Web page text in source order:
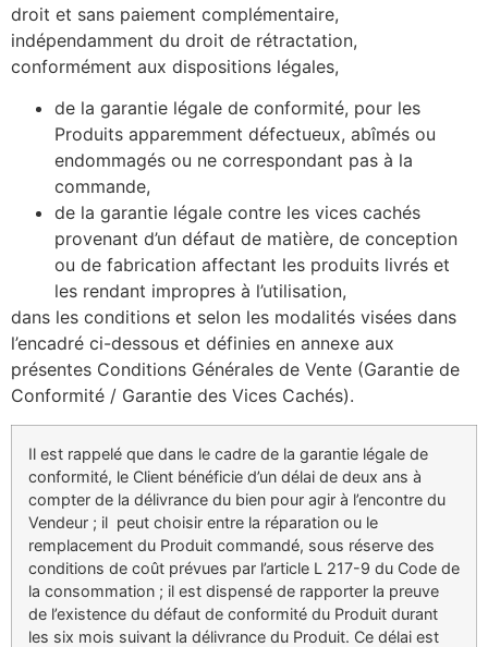
droit et sans paiement complémentaire,
indépendamment du droit de rétractation,
conformément aux dispositions légales,
de la garantie légale de conformité, pour les
Produits apparemment défectueux, abîmés ou
endommagés ou ne correspondant pas à la
commande,
de la garantie légale contre les vices cachés
provenant d’un défaut de matière, de conception
ou de fabrication affectant les produits livrés et
les rendant impropres à l’utilisation,
dans les conditions et selon les modalités visées dans
l’encadré ci-dessous et définies en annexe aux
présentes Conditions Générales de Vente (Garantie de
Conformité / Garantie des Vices Cachés).
Il est rappelé que dans le cadre de la garantie légale de
conformité, le Client bénéficie d’un délai de deux ans à
compter de la délivrance du bien pour agir à l’encontre du
Vendeur ; il peut choisir entre la réparation ou le
remplacement du Produit commandé, sous réserve des
conditions de coût prévues par l’article L 217-9 du Code de
la consommation ; il est dispensé de rapporter la preuve
de l’existence du défaut de conformité du Produit durant
les six mois suivant la délivrance du Produit. Ce délai est